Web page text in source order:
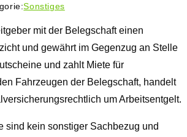
Sonstiges
mit der Belegschaft einen
und gewährt im Gegenzug an Stelle
und zahlt Miete für
Fahrzeugen der Belegschaft, handelt
um Arbeitsentgelt.
sind kein sonstiger Sachbezug und